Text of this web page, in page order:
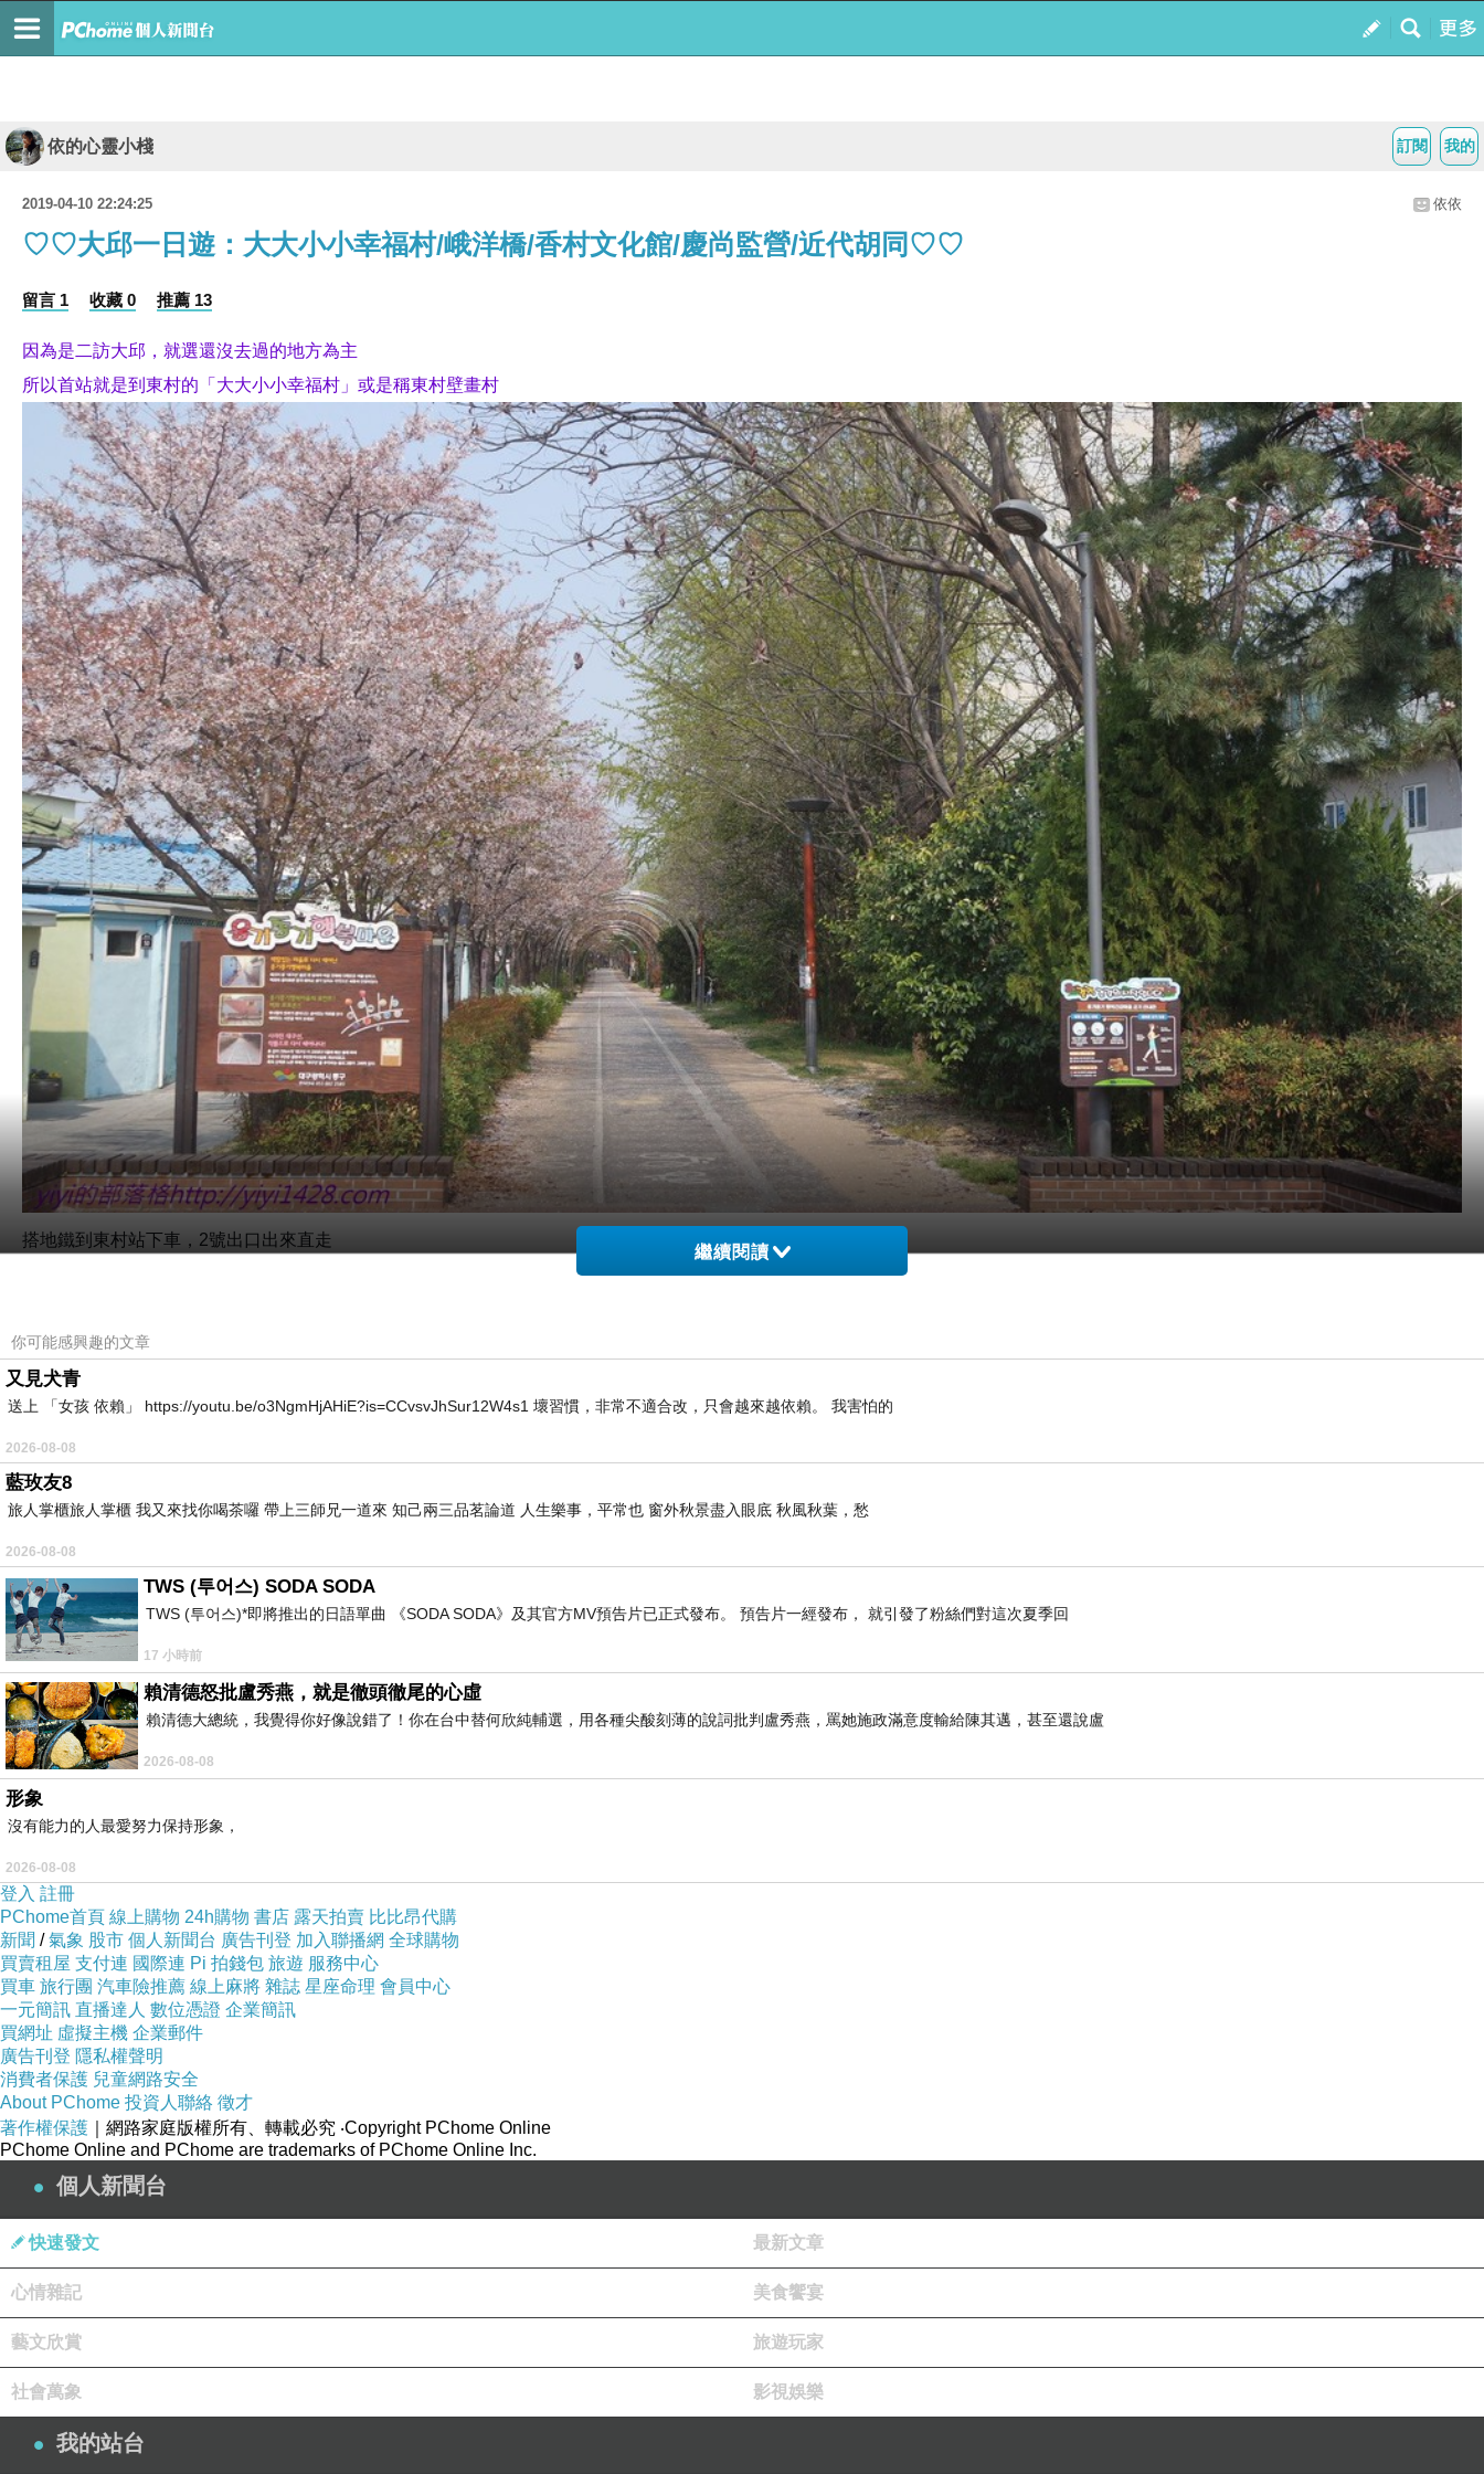
我的
訂閱
依的心靈小棧
2019-04-10 22:24:25 依依
♡♡大邱一日遊：大大小小幸福村/峨洋橋/香村文化館/慶尚監營/近代胡同♡♡
留言 1 收藏 0 推薦 13
因為是二訪大邱，就選還沒去過的地方為主
所以首站就是到 東村的「大大小小幸福村」或是稱東村壁畫村
搭地鐵到東村站下車， 2號出口出來直走
我還這邊遇到兩組會講中文的傳教說是「耶和華」、「上帝母親」？
繼續閱讀
你可能感興趣的文章
又見犬青
送上 「女孩 依賴」 https://youtu.be/o3NgmHjAHiE?is=CCvsvJhSur12W4s1 壞習慣，非常不適合改，只會越來越依賴。 我害怕的
2026-08-08
藍玫友8
旅人掌櫃旅人掌櫃 我又來找你喝茶囉 帶上三師兄一道來 知己兩三品茗論道 人生樂事，平常也 窗外秋景盡入眼底 秋風秋葉，愁
2026-08-08
TWS (투어스) SODA SODA
TWS (투어스)*即將推出的日語單曲 《SODA SODA》及其官方MV預告片已正式發布。 預告片一經發布， 就引發了粉絲們對這次夏季回
17 小時前
賴清德怒批盧秀燕，就是徹頭徹尾的心虛
賴清德大總統，我覺得你好像說錯了！你在台中替何欣純輔選，用各種尖酸刻薄的說詞批判盧秀燕，罵她施政滿意度輸給陳其邁，甚至還說盧
2026-08-08
形象
沒有能力的人最愛努力保持形象，
2026-08-08
登入 註冊
PChome首頁 線上購物 24h購物 書店 露天拍賣 比比昂代購
新聞 /氣象 股市 個人新聞台 廣告刊登 加入聯播網 全球購物
買賣租屋 支付連 國際連 Pi 拍錢包 旅遊 服務中心
買車 旅行團 汽車險推薦 線上麻將 雜誌 星座命理 會員中心
一元簡訊 直播達人 數位憑證 企業簡訊
買網址 虛擬主機 企業郵件
廣告刊登 隱私權聲明
消費者保護 兒童網路安全
About PChome 投資人聯絡 徵才
著作權保護 ｜網路家庭版權所有、轉載必究 ‧Copyright PChome Online
PChome Online and PChome are trademarks of PChome Online Inc.
個人新聞台
快速發文 最新文章
心情雜記 美食饗宴
藝文欣賞 旅遊玩家
社會萬象 影視娛樂
我的站台